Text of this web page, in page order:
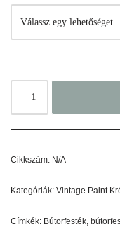
Cikkszám: N/A
Kategóriák: Vintage Paint
Címkék: Bútorfesték,